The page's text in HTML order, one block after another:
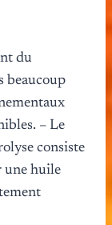
du
beaucoup
– Le
consiste
une huile